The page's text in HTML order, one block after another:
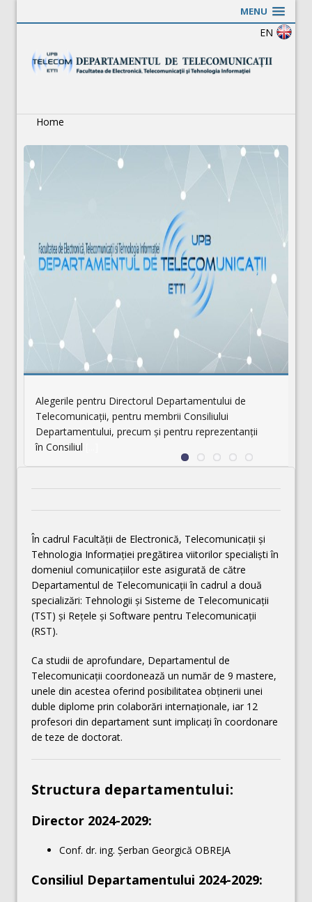
MENU
EN
Home
Alegerile pentru Directorul Departamentului de
Telecomunicații, pentru membrii Consiliului
Departamentului, precum și pentru reprezentanţii
în Consiliul
În cadrul Facultăţii de Electronică, Telecomunicaţii şi
Tehnologia Informaţiei pregătirea viitorilor specialişti în
domeniul comunicaţiilor este asigurată de către
Departamentul de Telecomunicaţii în cadrul a două
specializări: Tehnologii şi Sisteme de Telecomunicaţii
(TST) şi Reţele şi Software pentru Telecomunicaţii
(RST).
Ca studii de aprofundare, Departamentul de
Telecomunicaţii coordonează un număr de 9 mastere,
unele din acestea oferind posibilitatea obţinerii unei
duble diplome prin colaborări internaţionale, iar 12
profesori din departament sunt implicaţi în coordonare
de teze de doctorat.
Structura departamentului:
Director 2024-2029:
Conf. dr. ing. Șerban Georgică OBREJA
Consiliul Departamentului 2024-2029: